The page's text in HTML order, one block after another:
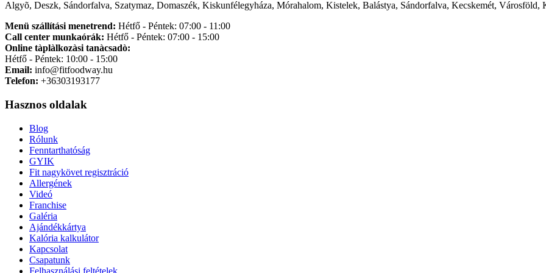
Algyõ, Deszk, Sándorfalva, Szatymaz, Domaszék, Kiskunfélegyháza, Mórahalom, Kistelek, Balástya, Sándorfalva, Kecskemét, Városföld,
Menü szállítási menetrend: Hétfő - Péntek: 07:00 - 11:00
Call center munkaórák: Hétfő - Péntek: 07:00 - 15:00
Online tàplàlkozàsi tanàcsadò:
Hétfő - Péntek: 10:00 - 15:00
Email: info@fitfoodway.hu
Telefon: +36303193177
Hasznos oldalak
Blog
Rólunk
Fenntarthatóság
GYIK
Fit nagykövet regisztráció
Allergének
Videó
Franchise
Galéria
Ajándékkártya
Kalória kalkulátor
Kapcsolat
Csapatunk
Felhasználási feltételek